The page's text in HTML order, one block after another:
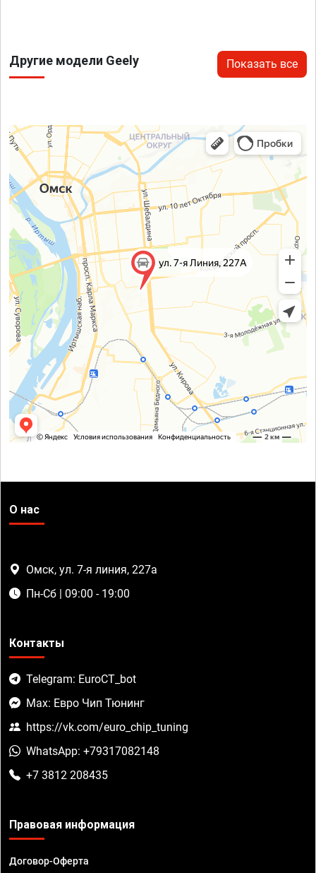
Другие модели Geely Показать все
О нас
Омск, ул. 7-я линия, 227а
Пн-Сб | 09:00 - 19:00
Контакты
Telegram: EuroCT_bot
Max: Евро Чип Тюнинг
https://vk.com/euro_chip_tuning
WhatsApp: +79317082148
+7 3812 208435
Правовая информация
Договор-Оферта